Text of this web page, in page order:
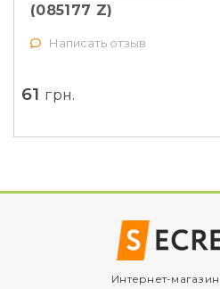
(085177 Z)
Написать отзыв
61 грн.
Интернет-